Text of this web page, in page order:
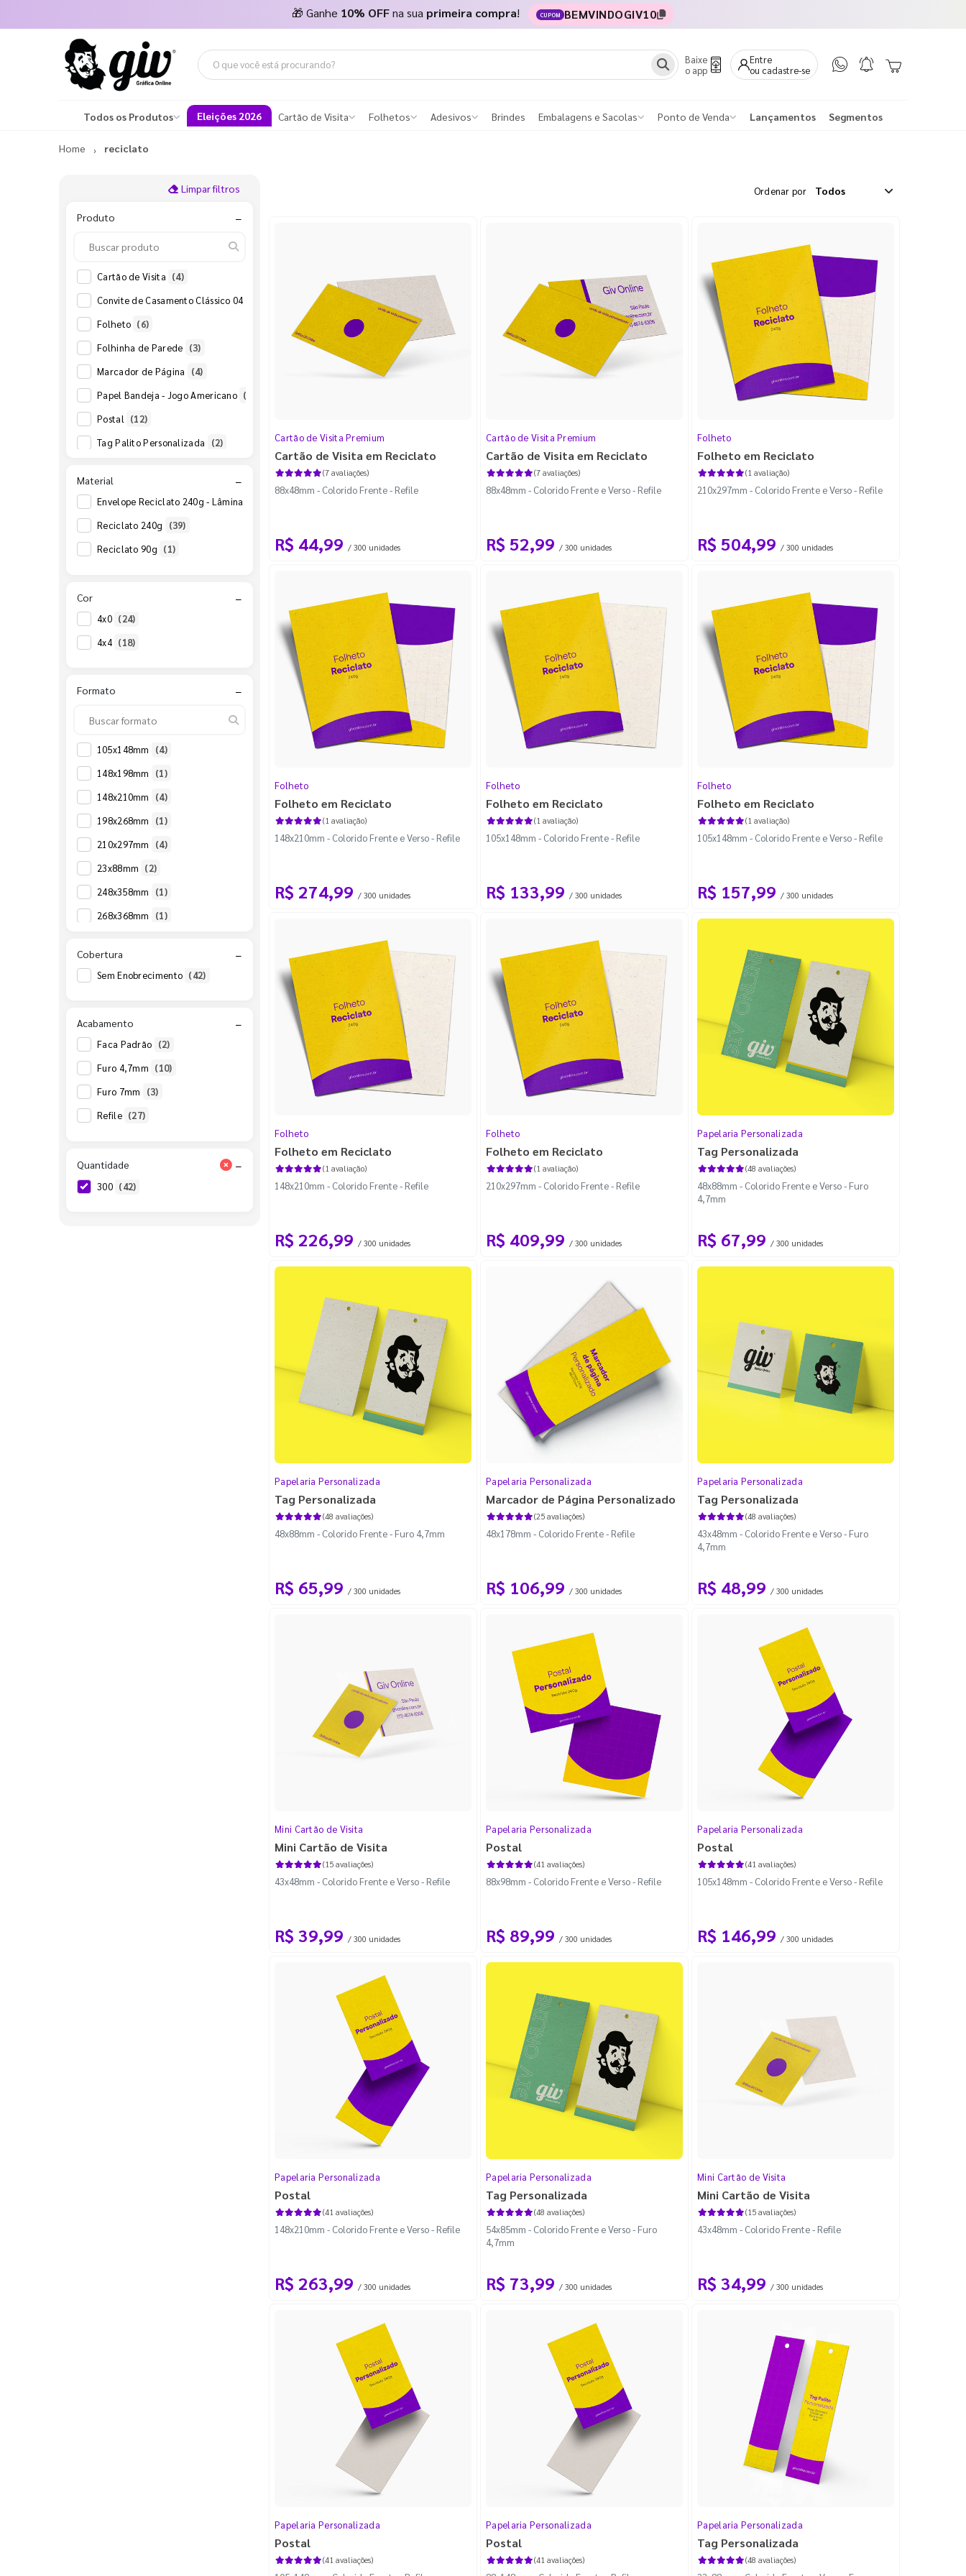
🎁 Ganhe 10% OFFna sua primeira compra! CUPOM BEMVINDOGIV10
Baixe
o app
Entre
ou cadastre-se
Todos os Produtos Eleições 2026 Cartão de Visita Folhetos Adesivos Brindes Embalagens e Sacolas Ponto de Venda Lançamentos Segmentos
Home reciclato
Limpar filtros
Produto −
Cartão de Visita (4)
Convite de Casamento Clássico 04
Folheto (6)
Folhinha de Parede (3)
Marcador de Página
(4)
Papel Bandeja - Jogo Americano (1)
Postal
(12)
Tag Palito Personalizada
(2)
Material −
Envelope Reciclato 240g - Lâmina Reciclato 240g
Reciclato 240g
(39)
Reciclato 90g (1)
Cor −
4x0 (24)
4x4 (18)
Formato −
105x148mm
(4)
148x198mm
(1)
148x210mm
(4)
198x268mm
(1)
210x297mm
(4)
23x88mm (2)
248x358mm
(1)
268x368mm
(1)
Cobertura −
Sem Enobrecimento (42)
Acabamento −
Faca Padrão (2)
Furo 4,7mm (10)
Furo 7mm
(3)
Refile (27)
Quantidade −
300 (42)
Ordenar por
Cartão de Visita Premium
Cartão de Visita em Reciclato
(7 avaliações)
88x48mm - Colorido Frente - Refile
R$ 44,99 / 300 unidades
Cartão de Visita Premium
Cartão de Visita em Reciclato
(7 avaliações)
88x48mm - Colorido Frente e Verso - Refile
R$ 52,99 / 300 unidades
Folheto
Folheto em Reciclato
(1 avaliação)
210x297mm - Colorido Frente e Verso - Refile
R$ 504,99 / 300 unidades
Folheto
Folheto em Reciclato
(1 avaliação)
148x210mm - Colorido Frente e Verso - Refile
R$ 274,99 / 300 unidades
Folheto
Folheto em Reciclato
(1 avaliação)
105x148mm - Colorido Frente - Refile
R$ 133,99 / 300 unidades
Folheto
Folheto em Reciclato
(1 avaliação)
105x148mm - Colorido Frente e Verso - Refile
R$ 157,99 / 300 unidades
Folheto
Folheto em Reciclato
(1 avaliação)
148x210mm - Colorido Frente - Refile
R$ 226,99 / 300 unidades
Folheto
Folheto em Reciclato
(1 avaliação)
210x297mm - Colorido Frente - Refile
R$ 409,99 / 300 unidades
Papelaria Personalizada
Tag Personalizada
(48 avaliações)
48x88mm - Colorido Frente e Verso - Furo
4,7mm
R$ 67,99 / 300 unidades
Papelaria Personalizada
Tag Personalizada
(48 avaliações)
48x88mm - Colorido Frente - Furo 4,7mm
R$ 65,99 / 300 unidades
Papelaria Personalizada
Marcador de Página Personalizado
(25 avaliações)
48x178mm - Colorido Frente - Refile
R$ 106,99 / 300 unidades
Papelaria Personalizada
Tag Personalizada
(48 avaliações)
43x48mm - Colorido Frente e Verso - Furo
4,7mm
R$ 48,99 / 300 unidades
Mini Cartão de Visita
Mini Cartão de Visita
(15 avaliações)
43x48mm - Colorido Frente e Verso - Refile
R$ 39,99 / 300 unidades
Papelaria Personalizada
Postal
(41 avaliações)
88x98mm - Colorido Frente e Verso - Refile
R$ 89,99 / 300 unidades
Papelaria Personalizada
Postal
(41 avaliações)
105x148mm - Colorido Frente e Verso - Refile
R$ 146,99 / 300 unidades
Papelaria Personalizada
Postal
(41 avaliações)
148x210mm - Colorido Frente e Verso - Refile
R$ 263,99 / 300 unidades
Papelaria Personalizada
Tag Personalizada
(48 avaliações)
54x85mm - Colorido Frente e Verso - Furo
4,7mm
R$ 73,99 / 300 unidades
Mini Cartão de Visita
Mini Cartão de Visita
(15 avaliações)
43x48mm - Colorido Frente - Refile
R$ 34,99 / 300 unidades
Papelaria Personalizada
Postal
(41 avaliações)
Papelaria Personalizada
Postal
(41 avaliações)
Papelaria Personalizada
Tag Personalizada
(48 avaliações)